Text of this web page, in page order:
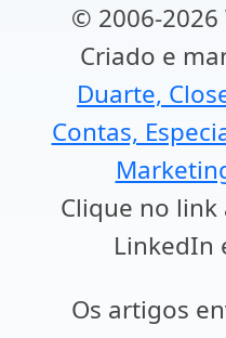
© 2006-
Criado e
Duarte,
Contas,
Clique no link
LinkedIn
Os artigos